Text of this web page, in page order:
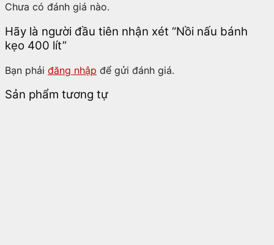
Chưa có đánh giá nào.
Hãy là người đầu tiên nhận xét “Nồi nấu bánh
kẹo 400 lít”
Bạn phải đăng nhập để gửi đánh giá.
Sản phẩm tương tự